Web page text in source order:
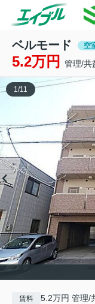
ベルモード 空
5.2万円 管理/共
1/11
賃料 5.2万円 管理/